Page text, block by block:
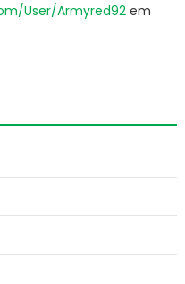
User/Armyred92em